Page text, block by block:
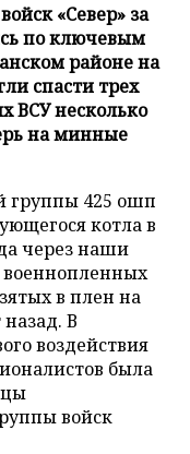
«Север» за
по ключевым
районе на
спасти трех
ВСУ несколько
на минные
группы 425 ошп
котла в
через наши
военнопленных
в плен на
В
воздействия
была
войск